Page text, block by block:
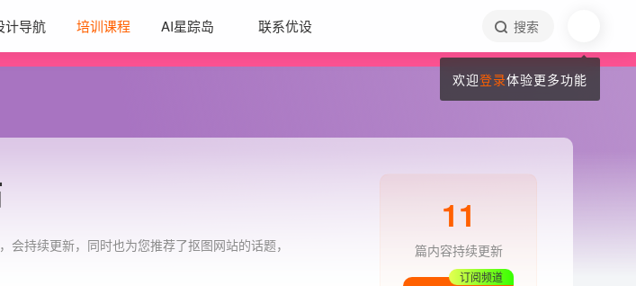
计导航 培训课程 AI星踪岛 联系优设 搜索
11
篇内容持续更新
订阅频道
会持续更新，同时也为您推荐了抠图网站的话题，
欢迎登录体验更多功能